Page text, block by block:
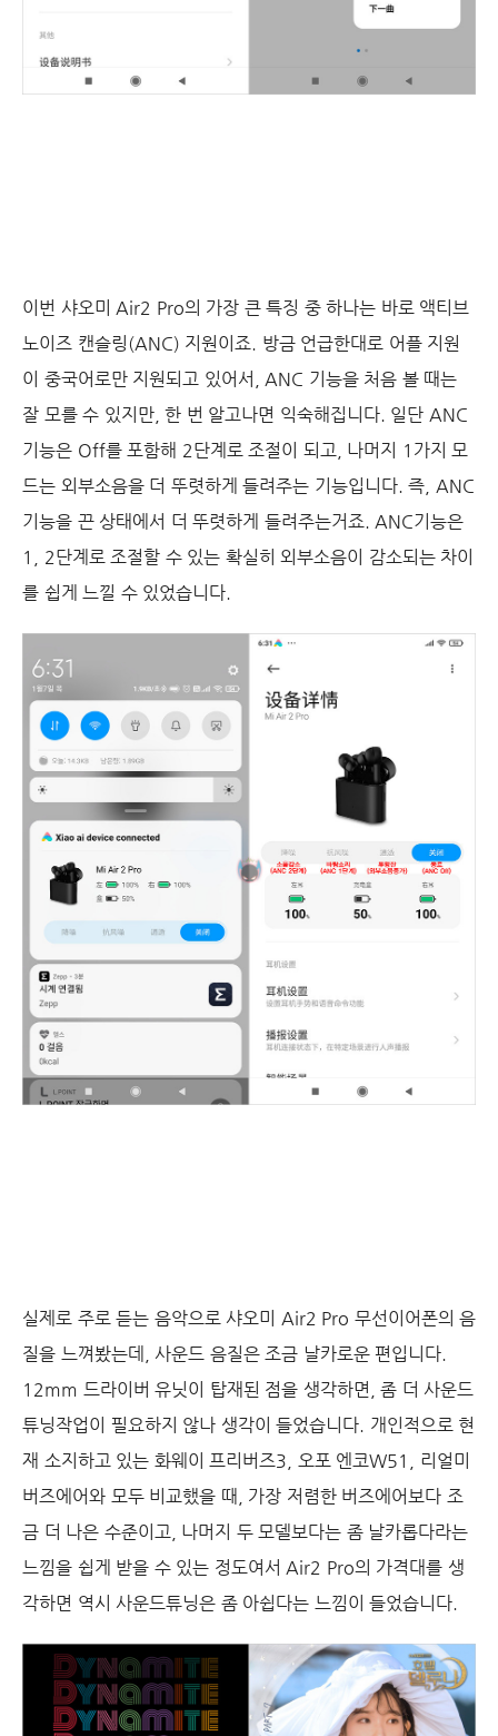
이번 샤오미 Air2 Pro의 가장 큰 특징 중 하나는 바로 액티브
노이즈 캔슬링(ANC) 지원이죠. 방금 언급한대로 어플 지원
이 중국어로만 지원되고 있어서, ANC 기능을 처음 볼 때는
잘 모를 수 있지만, 한 번 알고나면 익숙해집니다. 일단 ANC
기능은 Off를 포함해 2단계로 조절이 되고, 나머지 1가지 모
드는 외부소음을 더 뚜렷하게 들려주는 기능입니다. 즉, ANC
기능을 끈 상태에서 더 뚜렷하게 들려주는거죠. ANC기능은
1, 2단계로 조절할 수 있는 확실히 외부소음이 감소되는 차이
를 쉽게 느낄 수 있었습니다.
실제로 주로 듣는 음악으로 샤오미 Air2 Pro 무선이어폰의 음
질을 느껴봤는데, 사운드 음질은 조금 날카로운 편입니다.
12mm 드라이버 유닛이 탑재된 점을 생각하면, 좀 더 사운드
튜닝작업이 필요하지 않나 생각이 들었습니다. 개인적으로 현
재 소지하고 있는 화웨이 프리버즈3, 오포 엔코W51, 리얼미
버즈에어와 모두 비교했을 때, 가장 저렴한 버즈에어보다 조
금 더 나은 수준이고, 나머지 두 모델보다는 좀 날카롭다라는
느낌을 쉽게 받을 수 있는 정도여서 Air2 Pro의 가격대를 생
각하면 역시 사운드튜닝은 좀 아쉽다는 느낌이 들었습니다.